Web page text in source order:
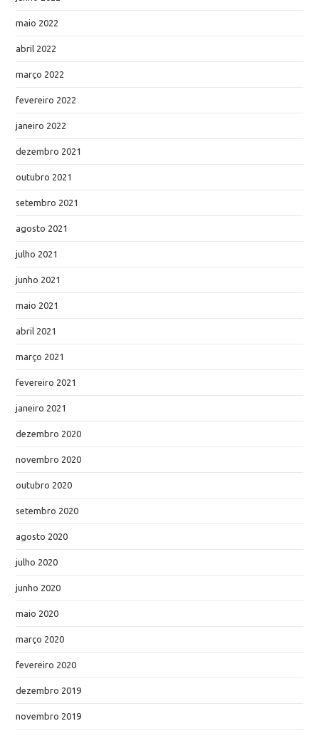
maio 2022
abril 2022
março 2022
fevereiro 2022
janeiro 2022
dezembro 2021
outubro 2021
setembro 2021
agosto 2021
julho 2021
junho 2021
maio 2021
abril 2021
março 2021
fevereiro 2021
janeiro 2021
dezembro 2020
novembro 2020
outubro 2020
setembro 2020
agosto 2020
julho 2020
junho 2020
maio 2020
março 2020
fevereiro 2020
dezembro 2019
novembro 2019